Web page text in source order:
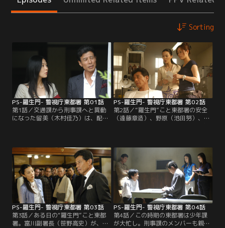
Sorting
PS-羅生門- 警視庁東都署 第01話
第1話／交通課から刑事課へと異動
になった留美（木村佳乃）は、配属
方がいい、と声をかけられる。おで
ん屋のくせに…、と反論しようとし
ながら建物の扉に手をかけた瞬間、
東都署＝羅生門の評判を思い出し
た。同僚からは左遷扱いされ、親友
も失った。
PS-羅生門- 警視庁東都署 第02話
第2話／“羅生門”こと東都署の安全
（遠藤章造）、野原（池田努）、サ
物を押さえ、サチが検査、野原が手
錠をかけて護送車に乗せるという流
れ作業で行われている。文句をいう
容疑者には先に殴らせてから、逆に
ボコボコにしている安全。さすがに
目に余るものがある。
PS-羅生門- 警視庁東都署 第03話
第3話／ある日の“羅生門”こと東都
署。富川副署長（笹野高史）が、刑
PS-羅生門- 警視庁東都署 第04話
第4話／この時期の東都署は少年課
が大忙し。刑事課のメンバーも親の